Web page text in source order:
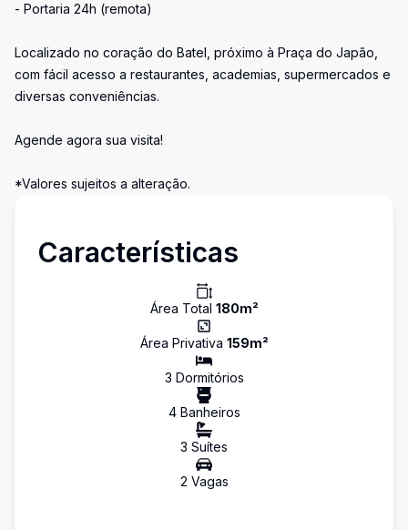
- Portaria 24h (remota)
Localizado no coração do Batel, próximo à Praça do Japão,
com fácil acesso a restaurantes, academias, supermercados e
diversas conveniências.
Agende agora sua visita!
*Valores sujeitos a alteração.
Características
Área Total 180m²
Área Privativa 159m²
3 Dormitórios
4Banheiros
3 Suítes
2 Vagas